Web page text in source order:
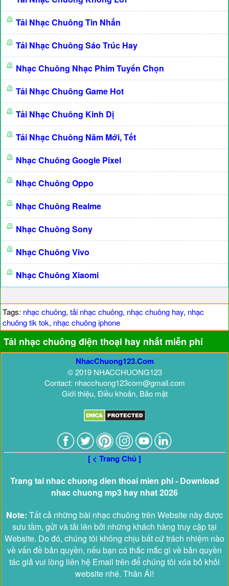
Tải Nhạc Chuông Tin Nhắn
Tải Nhạc Chuông Sáo Trúc Hay
Nhạc Chuông Nhạc Phim Tuyển Chọn
Tải Nhạc Chuông Game Hot
Tải Nhạc Chuông Kinh Dị
Tải Nhạc Chuông Năm Mới, Tết
Nhạc Chuông Google Pixel
Nhạc Chuông Oppo
Nhạc Chuông Realme
Nhạc Chuông Sony
Nhạc Chuông Vivo
Nhạc Chuông Xiaomi
Tags: nhạc chuông, tải nhạc chuông, nhạc chuông hay, nhạc
chuông tik tok, nhạc chuông iphone
Tải nhạc chuông điện thoại hay nhất miễn phí
NhacChuong123.Com
© 2019 NHACCHUONG123
Contact: nhacchuong123com@gmail.com
Giới thiệu, Điều khoản, Bảo mật
[ < Trang Chủ ]
Trang tai nhac chuong dien thoai mien phi - Download
nhac chuong mp3 hay nhat 2026
Note: Tất cả những bài nhạc chuông trên Website này được
sưu tầm, gửi và tải lên bởi những khách hàng truy cập tại
Website. Do đó, chúng tôi không chịu bất cứ trách nhiệm nào
về vấn đề bản quyền, nếu bạn có thắc mắc gì về bản quyền
tác giả vui lòng liên hệ Email trên để chúng tôi xóa bỏ khỏi
website nhé. Thân Ái!